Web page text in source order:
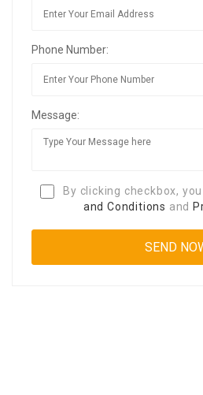
Phone Number:
Message:
By clicking checkbox,
and Conditions and